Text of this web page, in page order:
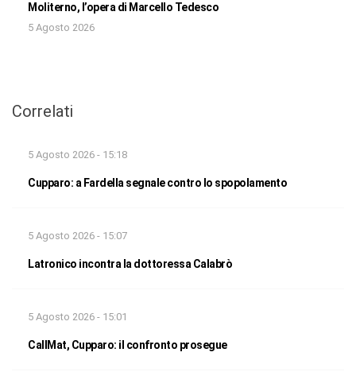
Moliterno, l’opera di Marcello Tedesco
5 Agosto 2026
Correlati
5 Agosto 2026 - 15:18
Cupparo: a Fardella segnale contro lo spopolamento
5 Agosto 2026 - 15:07
Latronico incontra la dottoressa Calabrò
5 Agosto 2026 - 15:01
CallMat, Cupparo: il confronto prosegue